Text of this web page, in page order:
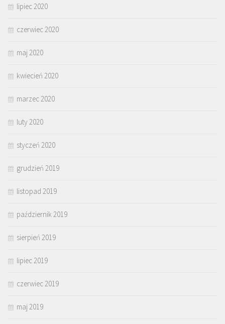
lipiec 2020
czerwiec 2020
maj 2020
kwiecień 2020
marzec 2020
luty 2020
styczeń 2020
grudzień 2019
listopad 2019
październik 2019
sierpień 2019
lipiec 2019
czerwiec 2019
maj 2019